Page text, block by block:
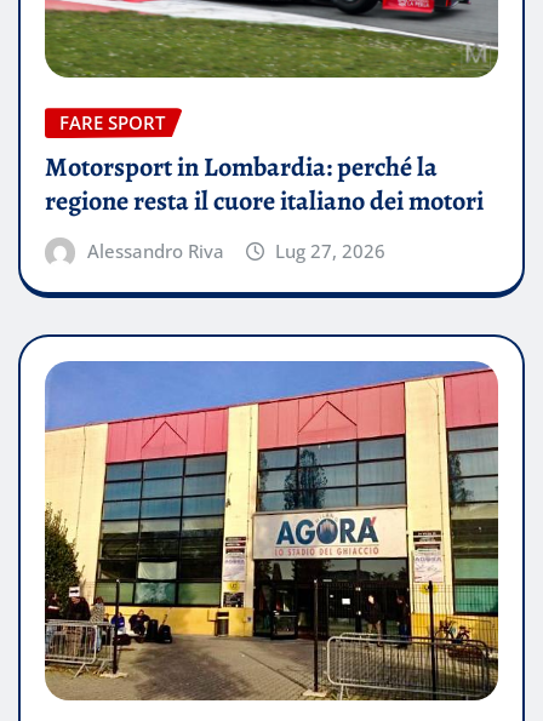
FARE SPORT
Motorsport in Lombardia: perché la
regione resta il cuore italiano dei motori
Alessandro Riva Lug 27, 2026